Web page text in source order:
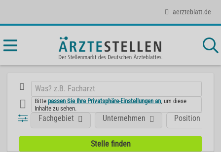
aerzteblatt.de
Bittepassen Sie Ihre Privatsphäre-Einstellungen an , um diese
Inhalte zu sehen.
Position
Fachgebiet Unternehmen